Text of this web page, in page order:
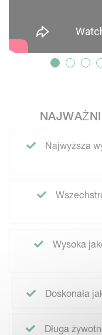
Najwyższa
Wysoka
Doskonała
Długa